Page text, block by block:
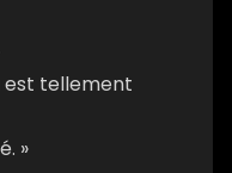
est tellement
»